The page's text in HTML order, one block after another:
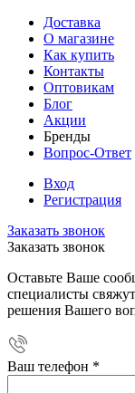
Доставка
О магазине
Как купить
Контакты
Оптовикам
Блог
Акции
Бренды
Вопрос-Ответ
Вход
Регистрация
Заказать звонок
Заказать звонок
Оставьте Ваше
специалисты
решения Вашего
Ваш телефон *